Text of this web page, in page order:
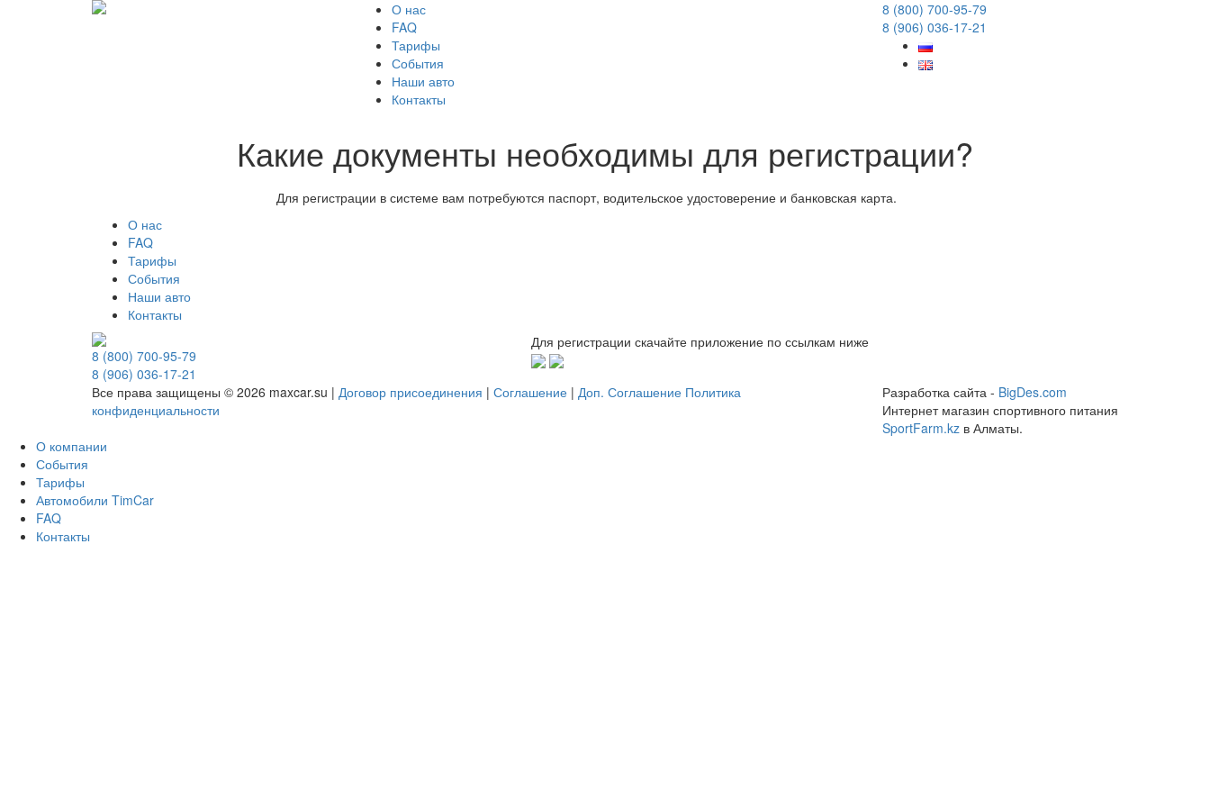
8 (800) 700-95-79
8 (906) 036-17-21
О нас
FAQ
Тарифы
События
Наши авто
Контакты
Какие документы необходимы для регистрации?
Для регистрации в системе вам потребуются паспорт, водительское удостоверение и банковская карта.
О нас
FAQ
Тарифы
События
Наши авто
Контакты
8 (800) 700-95-79
8 (906) 036-17-21
Для регистрации скачайте приложение по ссылкам ниже
Все права защищены © 2026 maxcar.su | Договор присоединения | Соглашение | Доп. Соглашение Политика
конфиденциальности
Разработка сайта - BigDes.com
Интернет магазин спортивного питания
SportFarm.kzв Алматы.
О компании
События
Тарифы
Автомобили TimCar
FAQ
Контакты